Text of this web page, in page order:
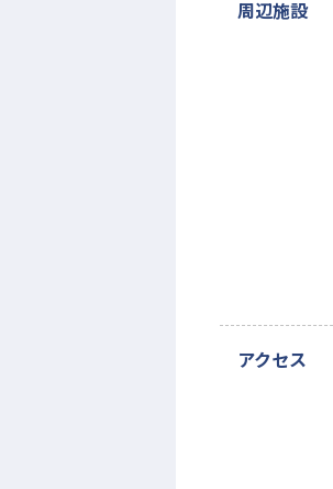
周辺施設
アクセス